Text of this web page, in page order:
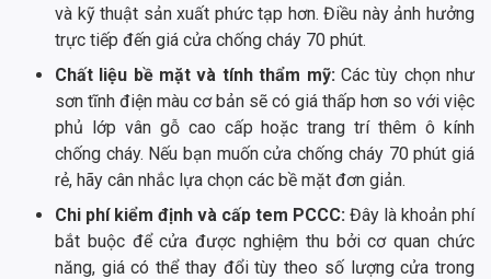
và kỹ thuật sản xuất phức tạp hơn. Điều này ảnh hưởng
trực tiếp đến giá cửa chống cháy 70 phút.
Chất liệu bề mặt và tính thẩm mỹ: Các tùy chọn như
sơn tĩnh điện màu cơ bản sẽ có giá thấp hơn so với việc
phủ lớp vân gỗ cao cấp hoặc trang trí thêm ô kính
chống cháy. Nếu bạn muốn cửa chống cháy 70 phút giá
rẻ, hãy cân nhắc lựa chọn các bề mặt đơn giản.
Chi phí kiểm định và cấp tem PCCC: Đây là khoản phí
bắt buộc để cửa được nghiệm thu bởi cơ quan chức
năng, giá có thể thay đổi tùy theo số lượng cửa trong